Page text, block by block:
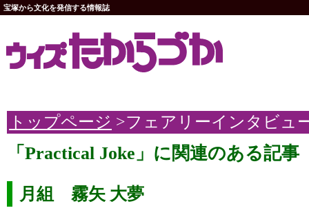
宝塚から文化を発信する情報誌
トップページ >フェアリーインタビュ
「Practical Joke」に関連のある記事
月組 霧矢 大夢